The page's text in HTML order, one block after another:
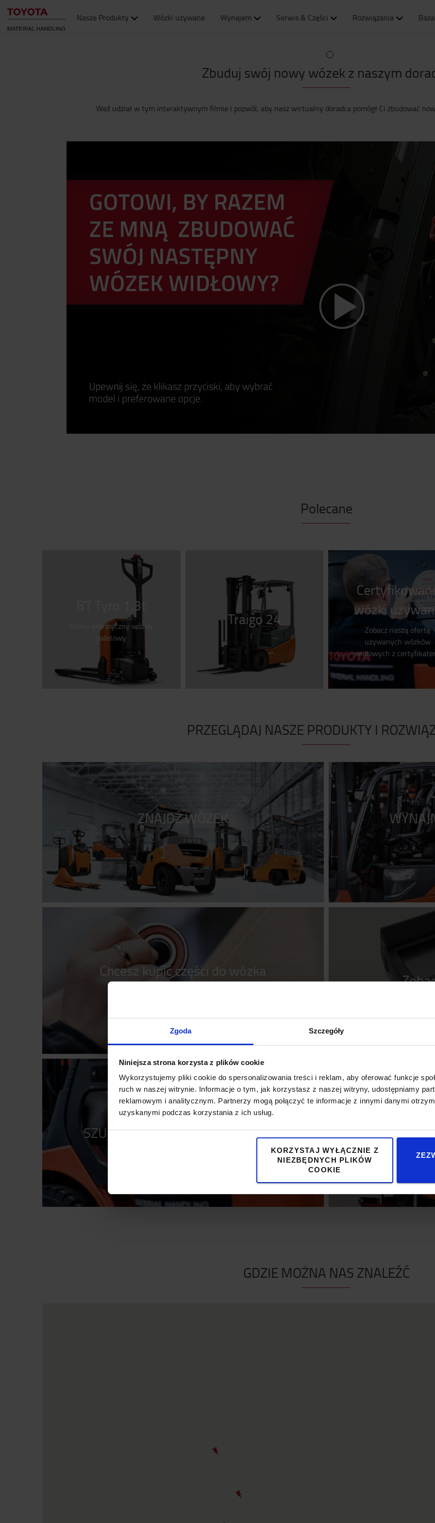
Zgoda Szczegóły
Niniejsza strona korzysta z plików cookie
Wykorzystujemy pliki cookie do spersonalizowania treści i reklam, aby oferować funkcje
ruch w naszej witrynie. Informacje o tym, jak korzystasz z naszej witryny, udostępniamy
reklamowym i analitycznym. Partnerzy mogą połączyć te informacje z innymi danymi
uzyskanymi podczas korzystania z ich usług.
KORZYSTAJ WYŁĄCZNIE Z
NIEZBĘDNYCH PLIKÓW
COOKIE
Nasze Produkty Wózki używane Wynajem Serwis & Części Rozwiązania
Zbuduj swój nowy wózek z naszym
Weź udział w tym interaktywnym filmie i pozwól, aby nasz wirtualny doradca pomógł Ci zbudować
Polecane
BT Tyro 1,3t
Nowy elektryczny wózek
paletowy
Traigo 24
wózki
Zobacz naszą ofertę
używanych wózków
widłowych z
PRZEGLĄDAJ NASZE PRODUKTY I
ZNAJDŹ WÓZEK
Chcesz kupić części do wózka
SZUKASZ UŻYWANYCH WÓZKÓW?
SERWIS
TOYOTA
GDZIE MOŻNA NAS ZNALEŹĆ